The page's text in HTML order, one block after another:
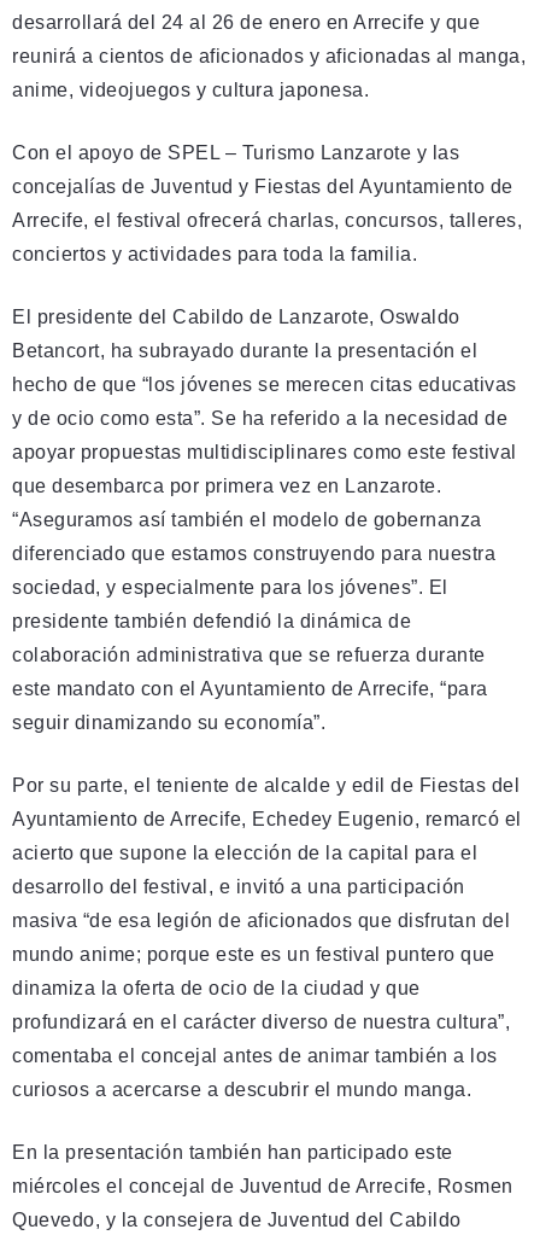
desarrollará del 24 al 26 de enero en Arrecife y que
reunirá a cientos de aficionados y aficionadas al manga,
anime, videojuegos y cultura japonesa.
Con el apoyo de SPEL – Turismo Lanzarote y las
concejalías de Juventud y Fiestas del Ayuntamiento de
Arrecife, el festival ofrecerá charlas, concursos, talleres,
conciertos y actividades para toda la familia.
El presidente del Cabildo de Lanzarote, Oswaldo
Betancort, ha subrayado durante la presentación el
hecho de que “los jóvenes se merecen citas educativas
y de ocio como esta”. Se ha referido a la necesidad de
apoyar propuestas multidisciplinares como este festival
que desembarca por primera vez en Lanzarote.
“Aseguramos así también el modelo de gobernanza
diferenciado que estamos construyendo para nuestra
sociedad, y especialmente para los jóvenes”. El
presidente también defendió la dinámica de
colaboración administrativa que se refuerza durante
este mandato con el Ayuntamiento de Arrecife, “para
seguir dinamizando su economía”.
Por su parte, el teniente de alcalde y edil de Fiestas del
Ayuntamiento de Arrecife, Echedey Eugenio, remarcó el
acierto que supone la elección de la capital para el
desarrollo del festival, e invitó a una participación
masiva “de esa legión de aficionados que disfrutan del
mundo anime; porque este es un festival puntero que
dinamiza la oferta de ocio de la ciudad y que
profundizará en el carácter diverso de nuestra cultura”,
comentaba el concejal antes de animar también a los
curiosos a acercarse a descubrir el mundo manga.
En la presentación también han participado este
miércoles el concejal de Juventud de Arrecife, Rosmen
Quevedo, y la consejera de Juventud del Cabildo